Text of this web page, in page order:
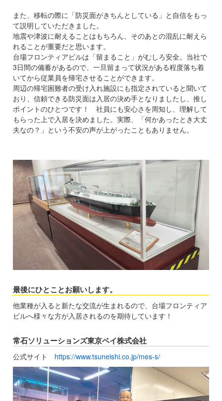
また、移転の際に「防災面がきちんとしている」と自信をもっ
て説明していただきました。
地震や津波に耐えることはもちろん、そのあとの混乱に耐えら
れることが重要だと思います。
台場フロンティアビルは「留まること」がむしろ安全。当社で
3日間の備蓄があるので、一旦留まって状況がある程度落ち着
いてから従業員を帰宅させることができます。
周辺の帰宅困難者の受け入れ施設にも指定されていると聞いて
おり、信頼できる防災面は入居の決め手となりましたし、推し
ポイントのひとつです！ 社員にも安心さを周知し、理解して
もらった上で入居を決めました。実際、「何かあったとき大丈
夫なの？」という不安の声が上がったこともありません。
最後にひとことお願いします。
他業種が入ると新たな交流が生まれるので、台場フロンティア
ビルへ様々な方が入居されるのを期待しています！
常石ソリューションズ東京ベイ株式会社
公式サイト https://www.tsuneishi.co.jp/mes-s/